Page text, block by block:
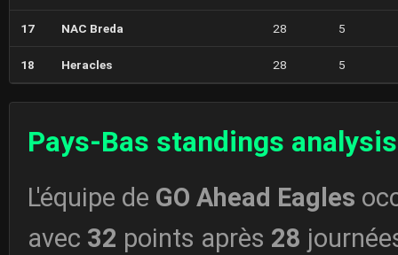
17 NAC Breda 28 5
18 Heracles 28 5
Pays-Bas standings analysis
L'équipe de GO Ahead Eagles
avec 32 points après 28